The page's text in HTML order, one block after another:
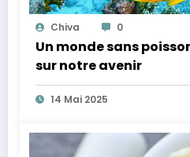
Chiva 0
Un monde sans
sur notre avenir
14 Mai 2025